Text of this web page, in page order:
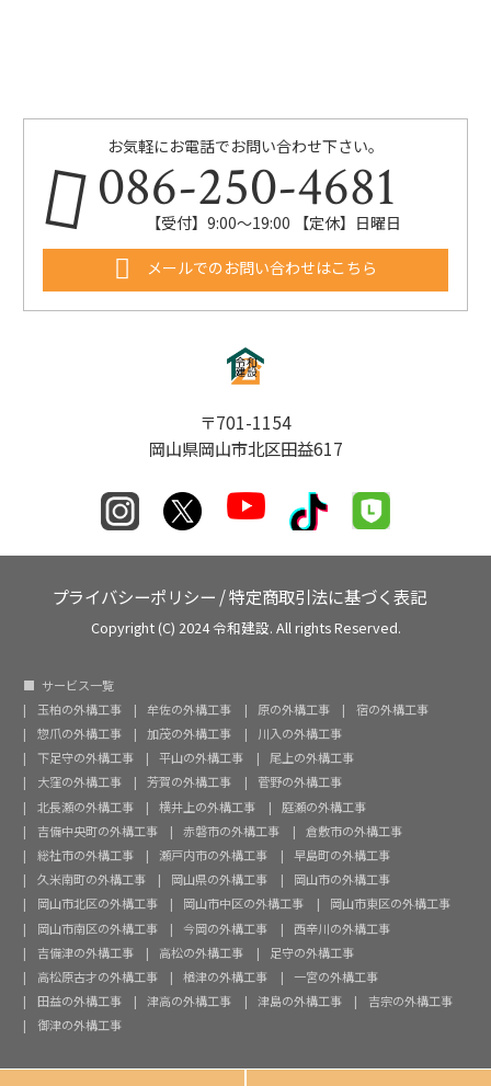
お気軽にお電話でお問い合わせ下さい。
086-250-4681
【受付】9:00〜19:00 【定休】日曜日
メールでのお問い合わせはこちら
〒701-1154
岡山県岡山市北区田益617
プライバシーポリシー /特定商取引法に基づく表記
Copyright (C) 2024 令和建設. All rights Reserved.
サービス一覧
玉柏の外構工事
牟佐の外構工事 原の外構工事
宿の外構工事
惣爪の外構工事
加茂の外構工事
川入の外構工事
下足守の外構工事
平山の外構工事
尾上の外構工事
大窪の外構工事
芳賀の外構工事
菅野の外構工事
北長瀬の外構工事
横井上の外構工事
庭瀬の外構工事
吉備中央町の外構工事
赤磐市の外構工事
倉敷市の外構工事
総社市の外構工事
瀬戸内市の外構工事
早島町の外構工事
久米南町の外構工事
岡山県の外構工事
岡山市の外構工事
岡山市北区の外構工事
岡山市中区の外構工事
岡山市東区の外構工事
岡山市南区の外構工事
今岡の外構工事
西辛川の外構工事
吉備津の外構工事
高松の外構工事
足守の外構工事
高松原古才の外構工事
楢津の外構工事
一宮の外構工事
田益の外構工事
津高の外構工事 津島の外構工事
吉宗の外構工事
御津の外構工事